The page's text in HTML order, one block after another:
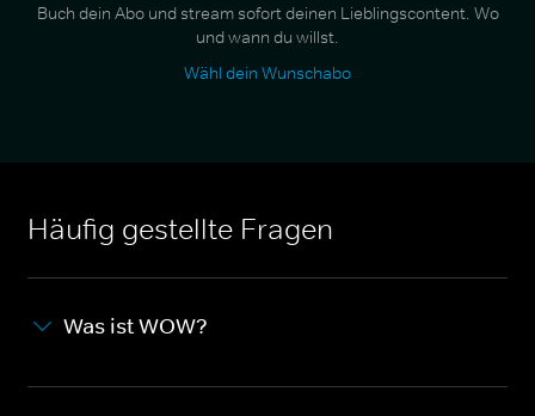
Buch dein Abo und stream sofort deinen Lieblingscontent. Wo
und wann du willst.
Wähl dein Wunschabo
Häufig gestellte Fragen
Was ist WOW?